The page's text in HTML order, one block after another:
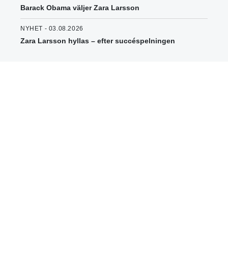
Barack Obama väljer Zara Larsson
NYHET - 03.08.2026
Zara Larsson hyllas – efter succéspelningen